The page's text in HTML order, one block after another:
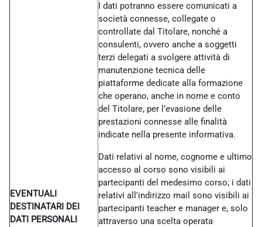
EVENTUALI
DESTINATARI DEI
DATI PERSONALI
I dati potranno essere comunicati a
società connesse, collegate o
controllate dal Titolare, nonché a
consulenti, ovvero anche a soggetti
terzi delegati a svolgere attività di
manutenzione tecnica delle
piattaforme dedicate alla formazione
che operano, anche in nome e conto
del Titolare, per l’evasione delle
prestazioni connesse alle finalità
indicate nella presente informativa.
Dati relativi al nome, cognome e ultimo
accesso al corso sono visibili ai
partecipanti del medesimo corso; i dati
relativi all'indirizzo mail sono visibili ai
partecipanti teacher e manager e, solo
attraverso una scelta operata